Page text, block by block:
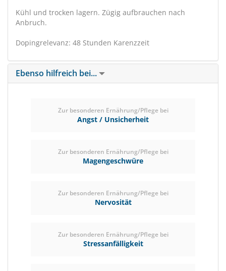
Kühl und trocken lagern. Zügig aufbrauchen nach
Anbruch.
Dopingrelevanz: 48 Stunden Karenzzeit
Ebenso hilfreich bei...
Zur besonderen Ernährung/Pflege bei
Angst / Unsicherheit
Zur besonderen Ernährung/Pflege bei
Magengeschwüre
Zur besonderen Ernährung/Pflege bei
Nervosität
Zur besonderen Ernährung/Pflege bei
Stressanfälligkeit